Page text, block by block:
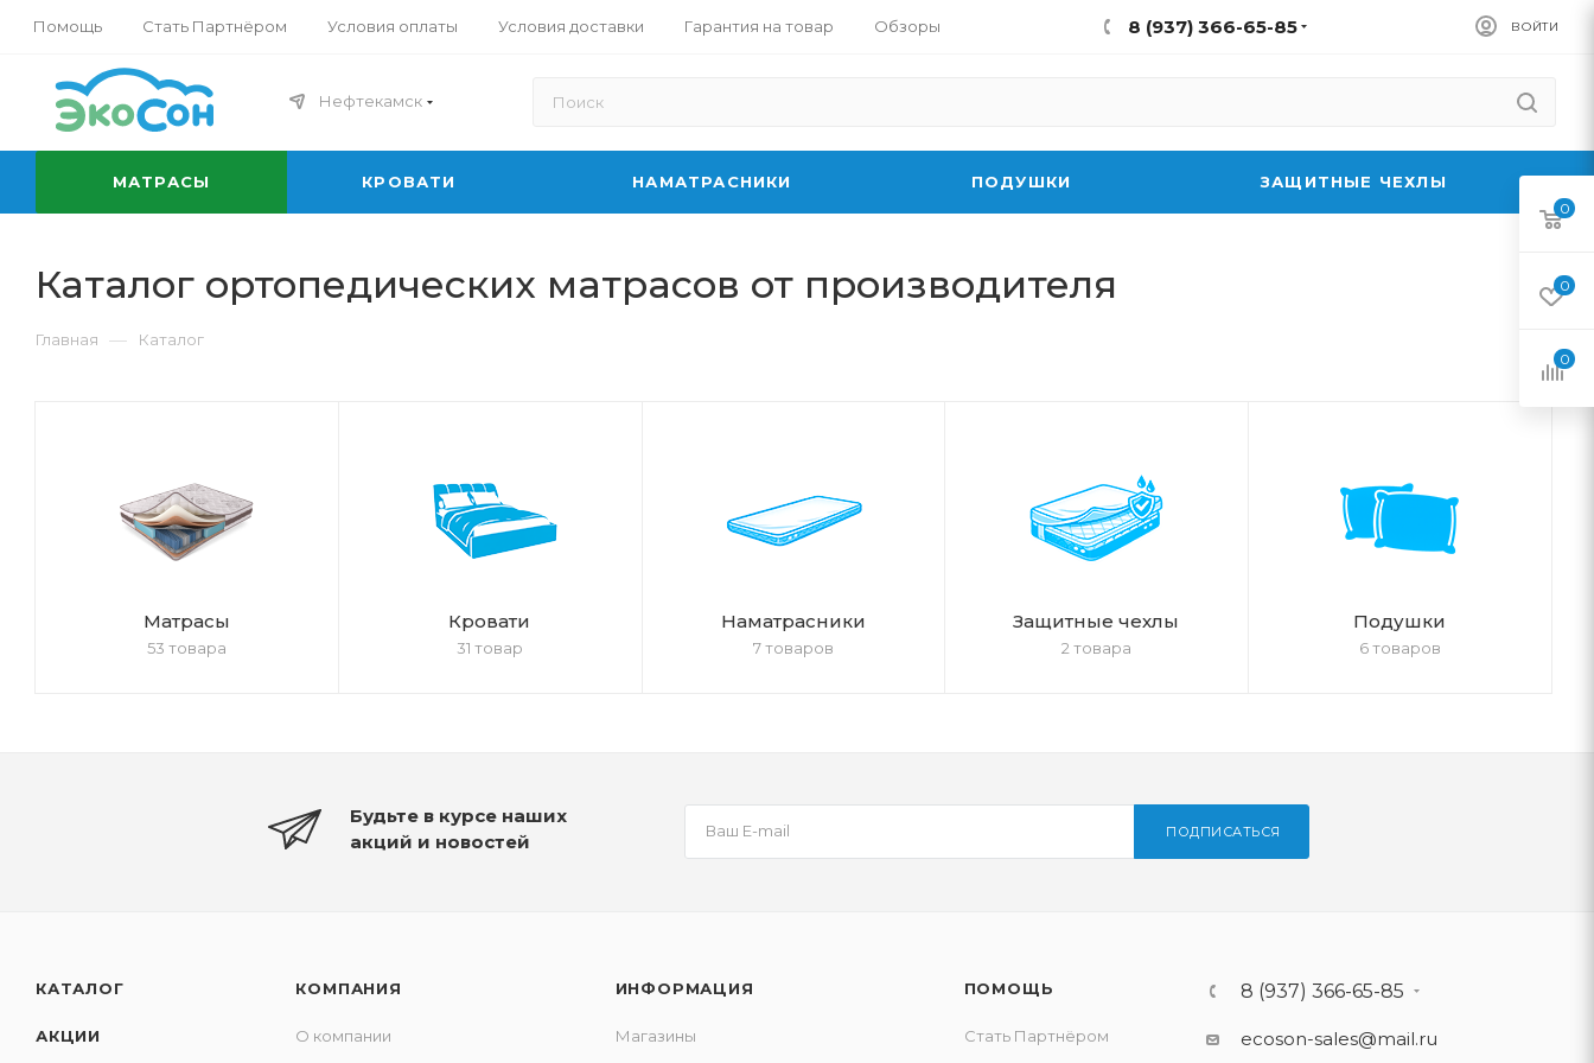
Помощь Стать Партнёром Условия оплаты Условия доставки Гарантия на товар Обзоры 8 (937) 366-65-85 ВОЙТИ
Нефтекамск
МАТРАСЫ КРОВАТИ НАМАТРАСНИКИ ПОДУШКИ ЗАЩИТНЫЕ ЧЕХЛЫ
Каталог ортопедических матрасов от производителя
Главная — Каталог
Матрасы
53 товара
Кровати
31 товар
Наматрасники
7 товаров
Защитные чехлы
2 товара
Подушки
6 товаров
Будьте в курсе наших
акций и новостей
ПОДПИСАТЬСЯ
КАТАЛОГ
АКЦИИ
КОМПАНИЯ
О компании
ИНФОРМАЦИЯ
Магазины
ПОМОЩЬ
Стать Партнёром
8 (937) 366-65-85
ecoson-sales@mail.ru
0
0
0